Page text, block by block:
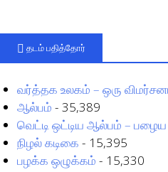
தடம் பதித்தோர்
வர்த்தக உலகம் – ஒரு
ஆல்பம் - 35,389
வெட்டி ஒட்டிய ஆல்பம் –
நிழல் கடிகை - 15,395
பழக்க ஒழுக்கம் - 15,330